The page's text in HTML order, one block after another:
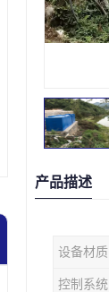
产品描述
设备材质
控制系统